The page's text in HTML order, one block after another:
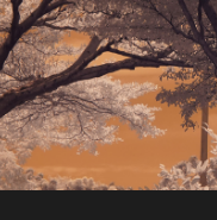
Skip
to
content